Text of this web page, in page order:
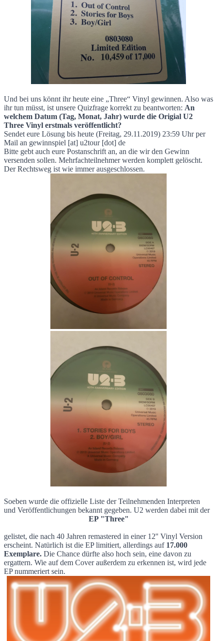
Und bei uns könnt ihr heute eine „Three“ Vinyl gewinnen. Also was
ihr tun müsst, ist unsere Quizfrage korrekt zu beantworten: An
welchem Datum (Tag, Monat, Jahr) wurde die Origial U2
Three Vinyl erstmals veröffentlicht?
Sendet eure Lösung bis heute (Freitag, 29.11.2019) 23:59 Uhr per
Mail an gewinnspiel [at] u2tour [dot] de
Bitte gebt auch eure Postanschrift an, an die wir den Gewinn
versenden sollen. Mehrfachteilnehmer werden komplett gelöscht.
Der Rechtsweg ist wie immer ausgeschlossen.
Soeben wurde die offizielle Liste der Teilnehmenden Interpreten
und Veröffentlichungen bekannt gegeben. U2 werden dabei mit der
EP "Three"
gelistet, die nach 40 Jahren remastered in einer 12'' Vinyl Version
erscheint. Natürlich ist die EP limitiert, allerdings auf 17.000
Exemplare. Die Chance dürfte also hoch sein, eine davon zu
ergattern. Wie auf dem Cover außerdem zu erkennen ist, wird jede
EP nummeriert sein.